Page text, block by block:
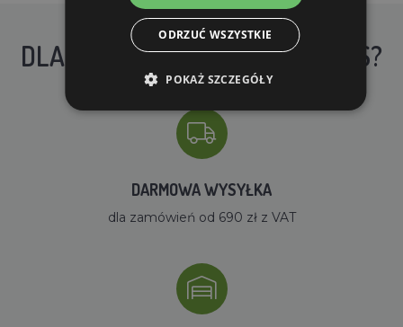
DLACZEGO WARTO KUPIĆ U NAS?
DARMOWA WYSYŁKA
dla zamówień od 690 zł z VAT
ODRZUĆ WSZYSTKIE
POKAŻ SZCZEGÓŁY